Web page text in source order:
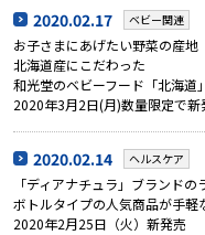
2020.02.17 ベビー関連
お子さまにあげたい野菜の産
北海道産にこだわった
和光堂のベビーフード「北海道
2020年3月2日(月)数量限定で新
2020.02.14 ヘルスケア
「ディアナチュラ」ブランド
ボトルタイプの人気商品が手軽
2020年2月25日（火）新発売